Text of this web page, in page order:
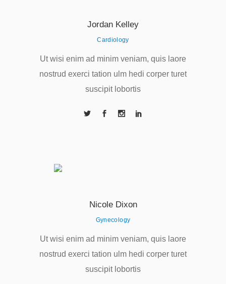
Jordan Kelley
Cardiology
Ut wisi enim ad minim veniam, quis laore
nostrud exerci tation ulm hedi corper turet
suscipit lobortis
Nicole Dixon
Gynecology
Ut wisi enim ad minim veniam, quis laore
nostrud exerci tation ulm hedi corper turet
suscipit lobortis